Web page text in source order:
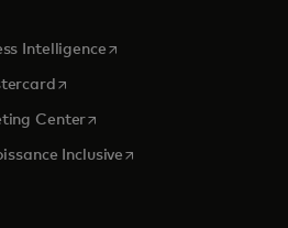
dans un nouvel onglet
Intelligences’ouvre dans un nouvel
s’ouvre dans un nouvel onglet
Centers’ouvre dans un nouvel
Inclusive s’ouvre dans un